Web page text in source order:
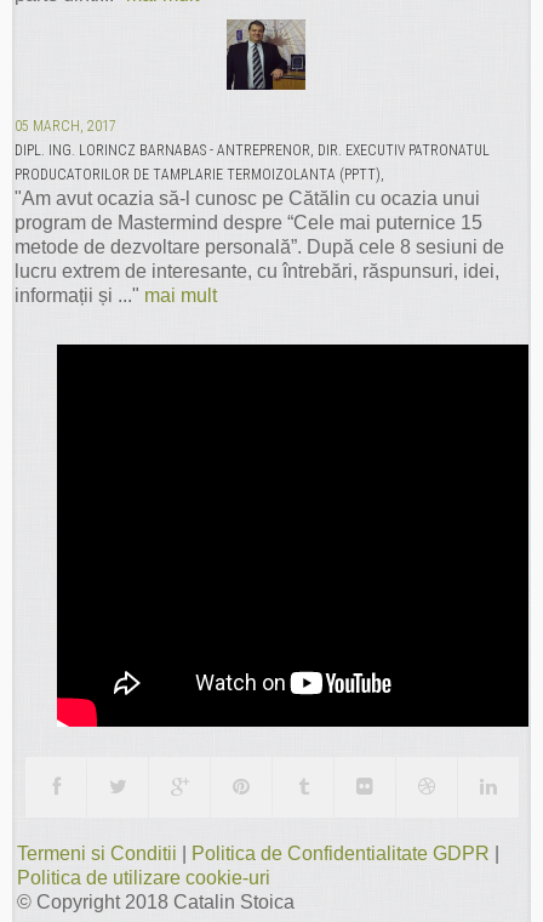
05 MARCH, 2017
DIPL. ING. LORINCZ BARNABAS - ANTREPRENOR, DIR. EXECUTIV PATRONATUL
PRODUCATORILOR DE TAMPLARIE TERMOIZOLANTA (PPTT),
"Am avut ocazia să-l cunosc pe Cătălin cu ocazia unui
program de Mastermind despre “Cele mai puternice 15
metode de dezvoltare personală”. După cele 8 sesiuni de
lucru extrem de interesante, cu întrebări, răspunsuri, idei,
informații și ..." mai mult
Termeni si Conditii Politica de Confidentialitate GDPR
Politica de utilizare cookie-uri
© Copyright 2018Catalin Stoica